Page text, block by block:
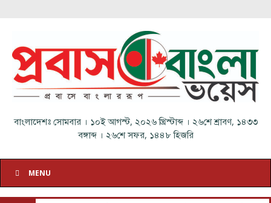
বাংলাদেশঃ সোমবার। ১০ই আগস্ট, ২০২৬ খ্রিস্টাব্দ। ২৬শে শ্রাবণ, ১৪৩৩
বঙ্গাব্দ। ২৬শে সফর, ১৪৪৮ হিজরি
MENU